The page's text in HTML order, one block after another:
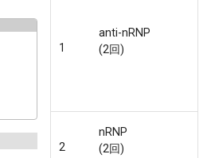
1
anti-nRNP
(2回)
2
nRNP
(2回)